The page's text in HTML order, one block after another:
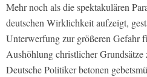
Mehr noch als die spektakulären
deutschen Wirklichkeit aufzeigt,
Unterwerfung zur größeren Gefahr
Aushöhlung christlicher Grundsätze
Deutsche Politiker betonen